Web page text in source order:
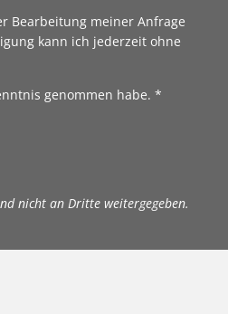
Bearbeitung meiner Anfrage
kann ich jederzeit ohne
genommen habe. *
nicht an Dritte weitergegeben.